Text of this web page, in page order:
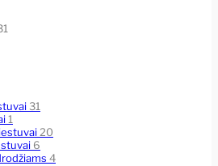
31
1
20
6
4